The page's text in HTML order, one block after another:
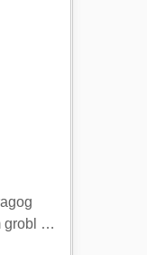
grobl …